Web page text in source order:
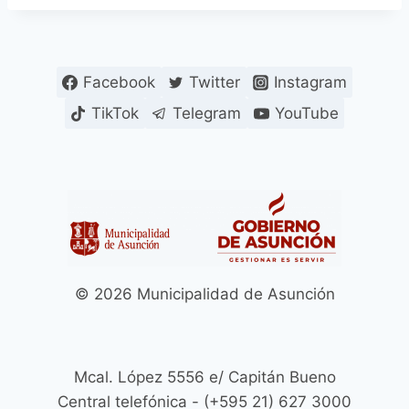
Facebook Twitter
Instagram
TikTok
Telegram YouTube
© 2026 Municipalidad de Asunción
Mcal. López 5556 e/ Capitán Bueno
Central telefónica - (+595 21) 627 3000